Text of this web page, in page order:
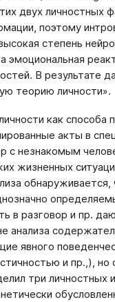
двух личностных
поэтому
степень
В результате
теорию личности».
как
акты в
с незнакомым
жизненных
в разговор и пр.
анализа
явного
и пр.,), но
три личностных